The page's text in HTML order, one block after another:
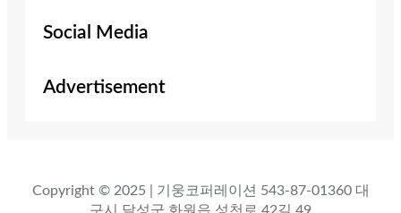
Social Media
Advertisement
Copyright © 2025 | 기웅코퍼레이션 543-87-01360 대